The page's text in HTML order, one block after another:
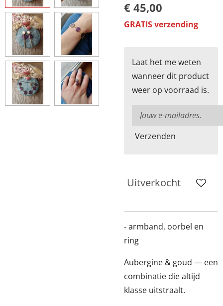
€ 45,00
GRATIS verzending
Laat het me weten
wanneer dit product
weer op voorraad is.
Verzenden
Uitverkocht
- armband, oorbel en
ring
Aubergine & goud — een
combinatie die altijd
klasse uitstraalt.